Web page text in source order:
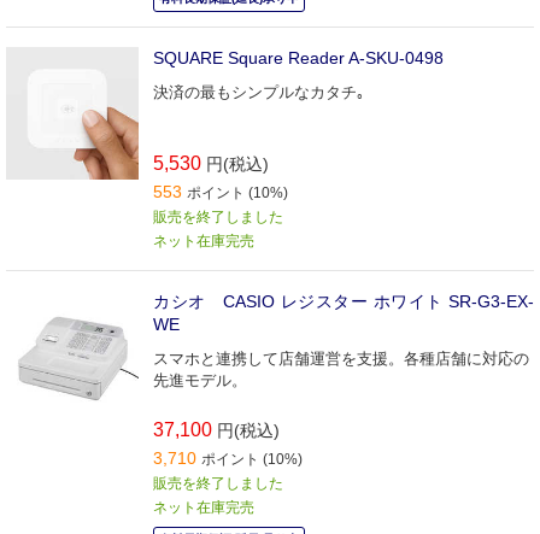
SQUARE Square Reader A-SKU-0498
決済の最もシンプルなカタチ｡
5,530 円(税込)
553 ポイント (10%)
販売を終了しました
ネット在庫完売
カシオ CASIO レジスター ホワイト SR-G3-EX-
WE
スマホと連携して店舗運営を支援。各種店舗に対応の
先進モデル。
37,100 円(税込)
3,710 ポイント (10%)
販売を終了しました
ネット在庫完売